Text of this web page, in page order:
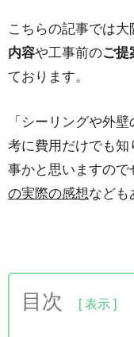
こちらの記事では
内容や工事前のご提
ております。
「シーリングや外
考に費用だけでも
事かと思いますの
の実際の感想なども
目次